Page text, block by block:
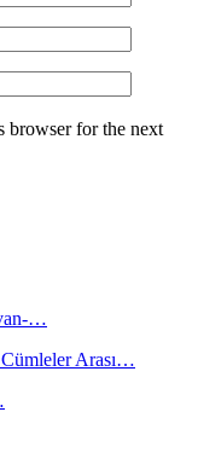
browser for the next
…
Arası…